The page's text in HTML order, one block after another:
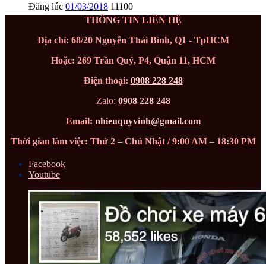
Đăng lúc 01/03/2018 11100
THÔNG TIN LIÊN HỆ
Địa chỉ: 68/20 Nguyễn Thái Bình, Q1 - TpHCM
Hoặc: 269 Trần Quý, P4, Quận 11, HCM
Điện thoại: 0908 228 248
Zalo: 0908 228 248
Email: nhieuquyvinh@gmail.com
Thời gian làm việc: Thứ 2 – Chủ Nhật / 9:00 AM – 18:30 PM
Facebook
Youtube